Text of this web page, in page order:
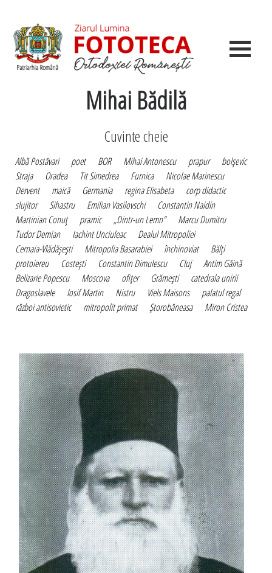
Mihai Bădilă
Cuvinte cheie
Albă Postăvari poet BOR Mihai Antonescu prapur
bolşevic
Straja
Oradea Tit Simedrea Furnica
Nicolae Marinescu
Dervent
maică Germania regina Elisabeta
corp didactic
slujitor
Sihastru Emilian Vasilovschi
Constantin Naidin
Martinian Conuţ
praznic „Dintr-un Lemn”
Marcu Dumitru
Tudor Demian
Iachint Unciuleac
Dealul Mitropoliei
Cernaia-Vlădăşeşti
Mitropolia Basarabiei închinoviat
Bălţi
protoiereu
Costeşti Constantin Dimulescu Cluj
Antim Găină
Belizarie Popescu
Moscova ofiţer Grămeşti
catedrala unirii
Dragoslavele
Iosif Martin Nistru Viels Maisons
palatul regal
război antisovietic
mitropolit primat Ştorobăneasa Miron Cristea